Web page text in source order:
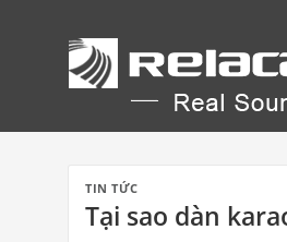
TIN TỨC
Tại sao dàn